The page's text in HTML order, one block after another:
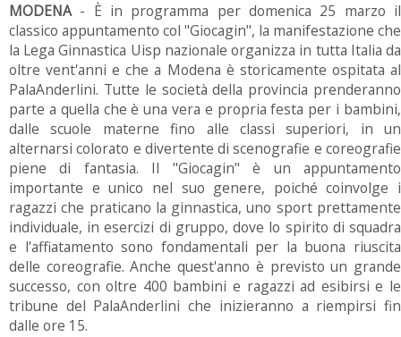
MODENA - È in programma per domenica 25 marzo il
classico appuntamento col "Giocagin", la manifestazione che
la Lega Ginnastica Uisp nazionale organizza in tutta Italia da
oltre vent'anni e che a Modena è storicamente ospitata al
PalaAnderlini. Tutte le società della provincia prenderanno
parte a quella che è una vera e propria festa per i bambini,
dalle scuole materne fino alle classi superiori, in un
alternarsi colorato e divertente di scenografie e coreografie
piene di fantasia. Il "Giocagin" è un appuntamento
importante e unico nel suo genere, poiché coinvolge i
ragazzi che praticano la ginnastica, uno sport prettamente
individuale, in esercizi di gruppo, dove lo spirito di squadra
e l'affiatamento sono fondamentali per la buona riuscita
delle coreografie. Anche quest'anno è previsto un grande
successo, con oltre 400 bambini e ragazzi ad esibirsi e le
tribune del PalaAnderlini che inizieranno a riempirsi fin
dalle ore 15.